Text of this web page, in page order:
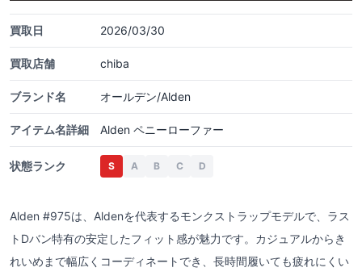
買取日 2026/03/30
買取店舗 chiba
ブランド名 オールデン/Alden
アイテム名詳細 Alden ペニーローファー
状態ランク S A B C D
Alden #975は、Aldenを代表するモンクストラップモデルで、ラス
トDバン特有の安定したフィット感が魅力です。カジュアルからき
れいめまで幅広くコーディネートでき、長時間履いても疲れにくい